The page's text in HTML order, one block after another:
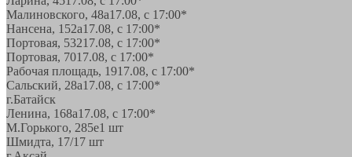
Малиновского, 48а17.08, с 17:00*
Нансена, 152а17.08, с 17:00*
Портовая, 53217.08, с 17:00*
Портовая, 7017.08, с 17:00*
Рабочая площадь, 1917.08, с 17:00*
Сальский, 28a17.08, с 17:00*
г.Батайск
Ленина, 168а17.08, с 17:00*
М.Горького, 285е1 шт
Шмидта, 17/1 7 шт